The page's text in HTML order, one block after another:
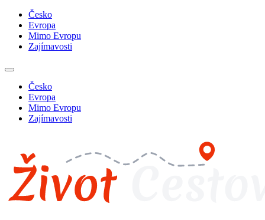
Česko
Evropa
Mimo Evropu
Zajímavosti
Česko
Evropa
Mimo Evropu
Zajímavosti